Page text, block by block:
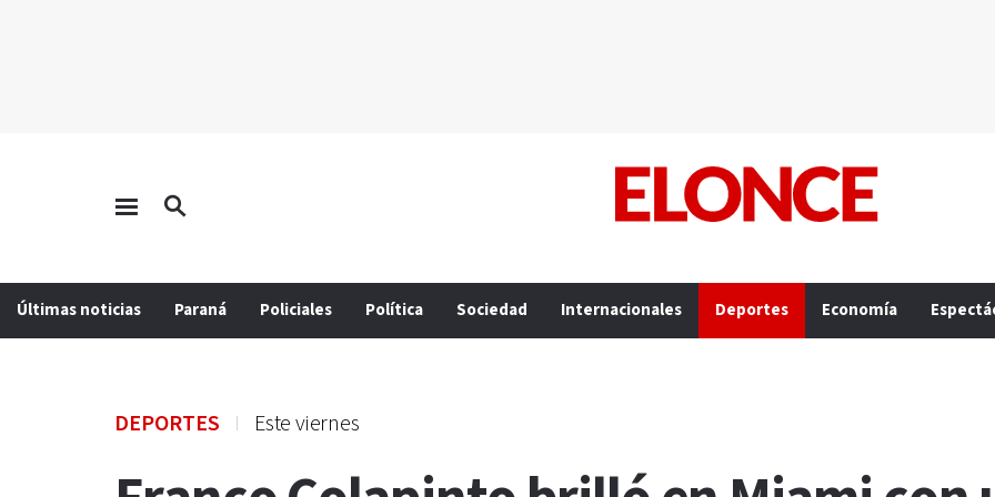
Últimas noticias Paraná Policiales Política Sociedad Internacionales Deportes Economía
DEPORTES Este viernes